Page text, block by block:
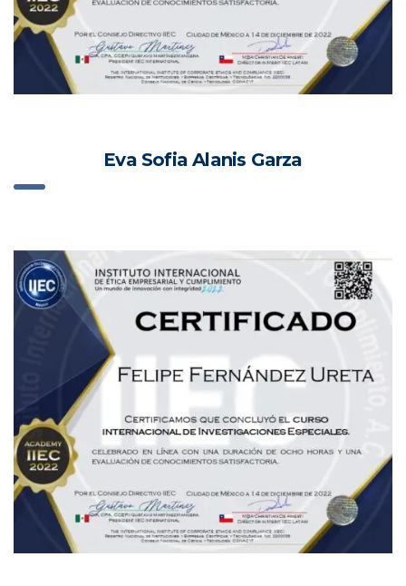
Eva Sofia Alanis Garza